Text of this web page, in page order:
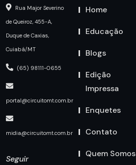
Rua Major Severino
de Queiroz, 455-A,
Duque de Caxias,
Cuiabá/MT
(65) 98111-0655
portal@circuitomt.com.br
midia@circuitomt.com.br
Seguir
Home
Educação
Blogs
Edição
Impressa
Enquetes
Contato
Quem Somos